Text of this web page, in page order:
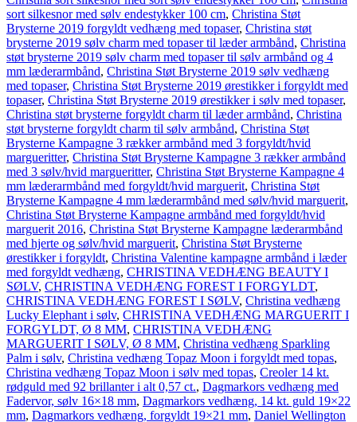
sort silkesnor med sølv endestykker 100 cm, Christina Støt
Brysterne 2019 forgyldt vedhæng med topaser, Christina støt
brysterne 2019 sølv charm med topaser til læder armbånd, Christina
støt brysterne 2019 sølv charm med topaser til sølv armbånd og 4
mm læderarmbånd, Christina Støt Brysterne 2019 sølv vedhæng
med topaser, Christina Støt Brysterne 2019 ørestikker i forgyldt med
topaser, Christina Støt Brysterne 2019 ørestikker i sølv med topaser,
Christina støt brysterne forgyldt charm til læder armbånd, Christina
støt brysterne forgyldt charm til sølv armbånd, Christina Støt
Brysterne Kampagne 3 rækker armbånd med 3 forgyldt/hvid
margueritter, Christina Støt Brysterne Kampagne 3 rækker armbånd
med 3 sølv/hvid margueritter, Christina Støt Brysterne Kampagne 4
mm læderarmbånd med forgyldt/hvid marguerit, Christina Støt
Brysterne Kampagne 4 mm læderarmbånd med sølv/hvid marguerit,
Christina Støt Brysterne Kampagne armbånd med forgyldt/hvid
marguerit 2016, Christina Støt Brysterne Kampagne læderarmbånd
med hjerte og sølv/hvid marguerit, Christina Støt Brysterne
ørestikker i forgyldt, Christina Valentine kampagne armbånd i læder
med forgyldt vedhæng, CHRISTINA VEDHÆNG BEAUTY I
SØLV, CHRISTINA VEDHÆNG FOREST I FORGYLDT,
CHRISTINA VEDHÆNG FOREST I SØLV, Christina vedhæng
Lucky Elephant i sølv, CHRISTINA VEDHÆNG MARGUERIT I
FORGYLDT, Ø 8 MM, CHRISTINA VEDHÆNG
MARGUERIT I SØLV, Ø 8 MM, Christina vedhæng Sparkling
Palm i sølv, Christina vedhæng Topaz Moon i forgyldt med topas,
Christina vedhæng Topaz Moon i sølv med topas, Creoler 14 kt.
rødguld med 92 brillanter i alt 0,57 ct., Dagmarkors vedhæng med
Fadervor, sølv 16×18 mm, Dagmarkors vedhæng, 14 kt. guld 19×22
mm, Dagmarkors vedhæng, forgyldt 19×21 mm, Daniel Wellington